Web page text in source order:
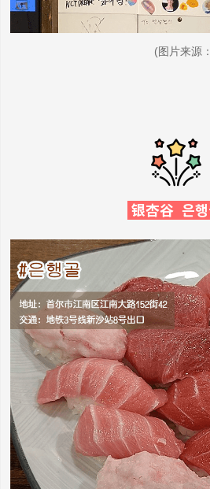
(图片来源
银杏谷 은